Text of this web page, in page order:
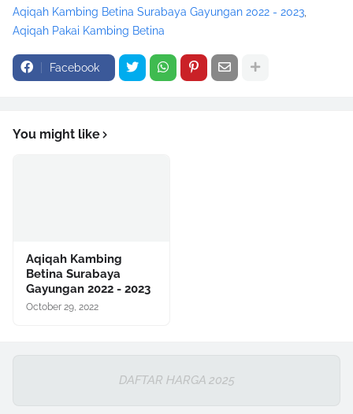
Aqiqah Kambing Betina Surabaya Gayungan 2022 - 2023
Aqiqah Pakai Kambing Betina
Facebook
You might like
Aqiqah Kambing
Betina Surabaya
Gayungan 2022 - 2023
October 29, 2022
DAFTAR HARGA 2025